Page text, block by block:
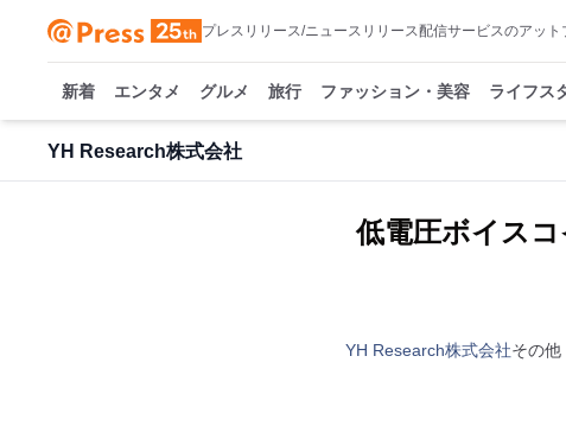
プレスリリース/ニュースリリース配信サービスのアット
新着 エンタメ グルメ 旅行 ファッション・美容 ライフス
YH Research株式会社
低電圧ボイス
YH Research株式会社その他